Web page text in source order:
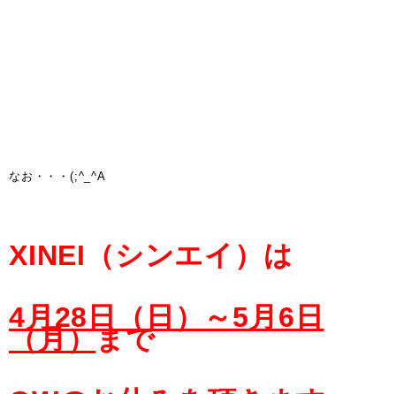
なお・・・(;^_^A
XINEI（シンエイ）は
4月28日（日）～5月6日
（月）まで